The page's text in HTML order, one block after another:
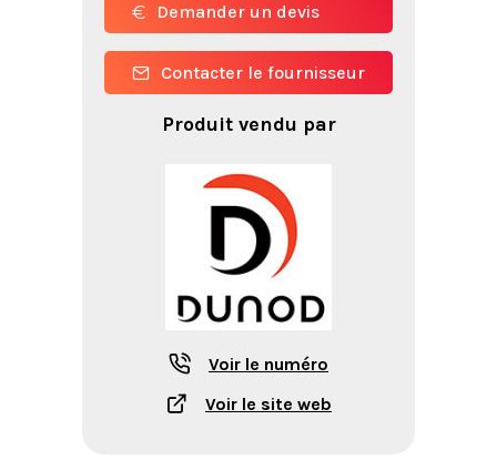
Demander un devis
Contacter le fournisseur
Produit vendu par
Voir le numéro
Voir le site web